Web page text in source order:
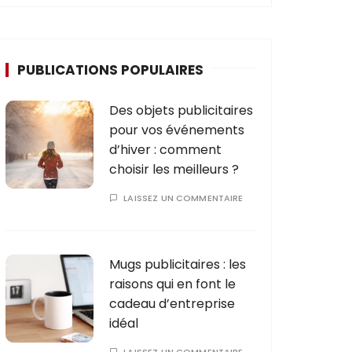
PUBLICATIONS POPULAIRES
Des objets publicitaires
pour vos événements
d’hiver : comment
choisir les meilleurs ?
LAISSEZ UN COMMENTAIRE
Mugs publicitaires : les
raisons qui en font le
cadeau d’entreprise
idéal